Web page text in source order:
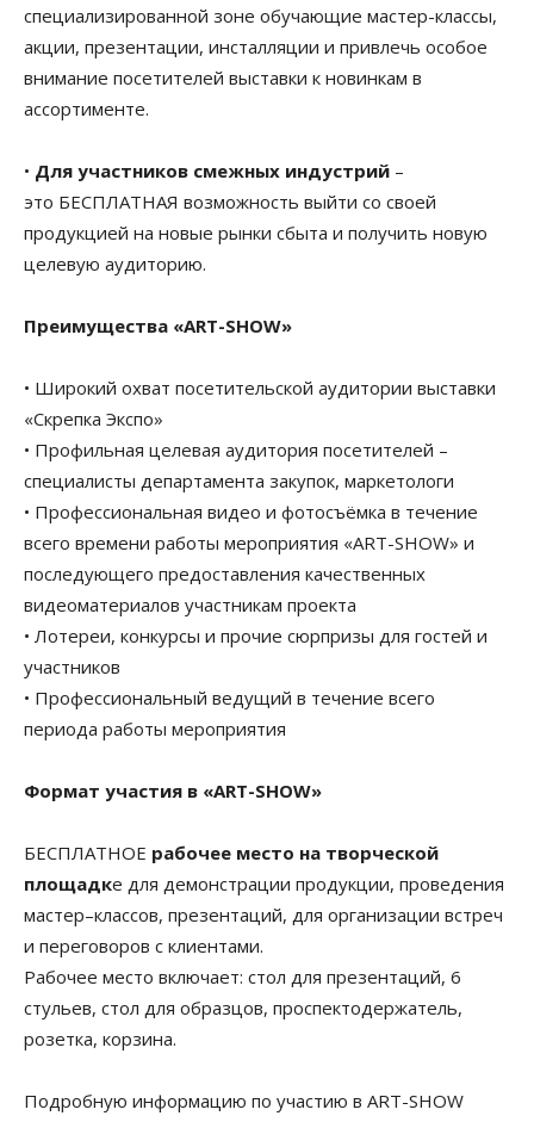
специализированной зоне обучающие мастер-классы,
акции, презентации, инсталляции и привлечь особое
внимание посетителей выставки к новинкам в
ассортименте.
• Для участников смежных индустрий –
это БЕСПЛАТНАЯ возможность выйти со своей
продукцией на новые рынки сбыта и получить новую
целевую аудиторию.
Преимущества «ART-SHOW»
• Широкий охват посетительской аудитории выставки
«Скрепка Экспо»
• Профильная целевая аудитория посетителей –
специалисты департамента закупок, маркетологи
• Профессиональная видео и фотосъёмка в течение
всего времени работы мероприятия «ART-SHOW» и
последующего предоставления качественных
видеоматериалов участникам проекта
• Лотереи, конкурсы и прочие сюрпризы для гостей и
участников
• Профессиональный ведущий в течение всего
периода работы мероприятия
Формат участия в «ART-SHOW»
БЕСПЛАТНОЕ рабочее место на творческой
площадке для демонстрации продукции, проведения
мастер–классов, презентаций, для организации встреч
и переговоров с клиентами.
Рабочее место включает: стол для презентаций, 6
стульев, стол для образцов, проспектодержатель,
розетка, корзина.
Подробную информацию по участию в ART-SHOW